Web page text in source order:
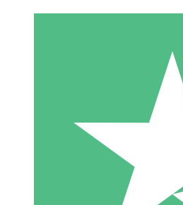
Paquetes de
Paga según el uso con créditos de
10 00